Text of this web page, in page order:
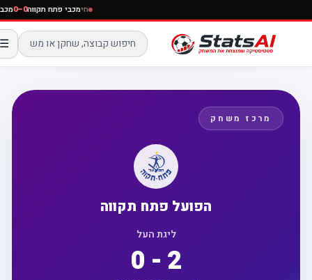
חימכבי פתח תקווה0–0
☰
מרכז משחק
הפועל פתח תקווה
ליגת העל
0 - 2